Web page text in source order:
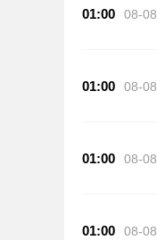
01:00 08-08
01:00 08-08
01:00 08-08
01:00 08-08